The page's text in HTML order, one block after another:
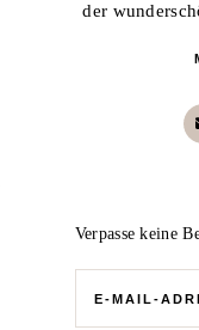
der
Verpasse keine